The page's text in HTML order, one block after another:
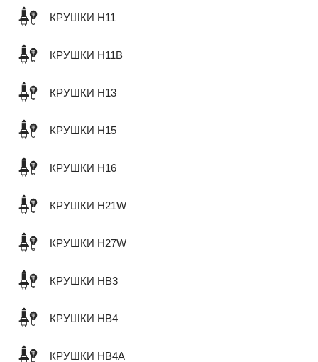
КРУШКИ H11
КРУШКИ H11B
КРУШКИ H13
КРУШКИ H15
КРУШКИ H16
КРУШКИ H21W
КРУШКИ H27W
КРУШКИ HB3
КРУШКИ HB4
КРУШКИ HB4A